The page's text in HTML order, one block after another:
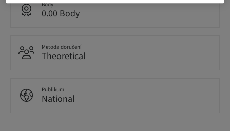
Body
0.00 Body
Metoda doručení
Theoretical
Publikum
National